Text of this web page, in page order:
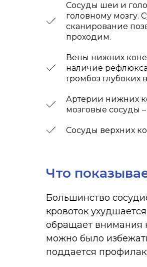
Сосуды шеи и
головному мозгу.
сканирование
проходим.
Вены нижних
наличие
тромбоз глубоких
Артерии нижних
мозговые сосуды
Сосуды верхних
Что
Большинство
кровоток
обращает внимания
можно было
поддается